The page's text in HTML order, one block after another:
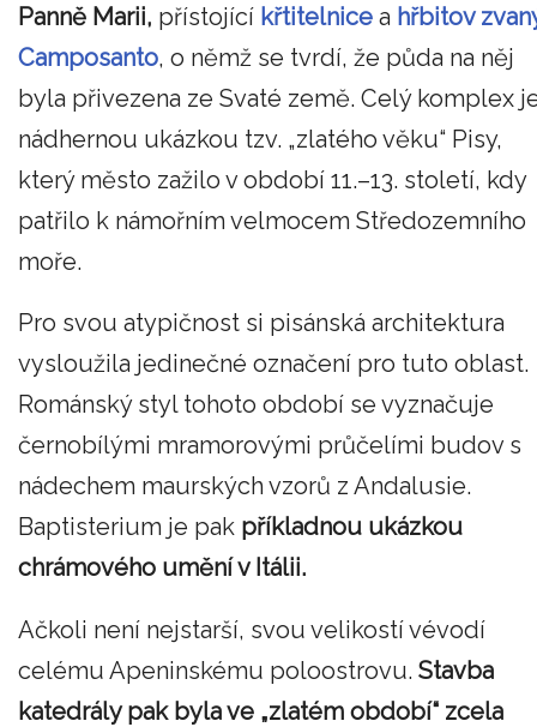
Panně Marii, přístojící křtitelnice a hřbitov
Camposanto, o němž se tvrdí, že půda na něj
byla přivezena ze Svaté země. Celý komplex
nádhernou ukázkou tzv. „zlatého věku“ Pisy,
který město zažilo v období 11.–13. století, kdy
patřilo k námořním velmocem Středozemního
moře.
Pro svou atypičnost si pisánská architektura
vysloužila jedinečné označení pro tuto oblast.
Románský styl tohoto období se vyznačuje
černobílými mramorovými průčelími budov s
nádechem maurských vzorů z Andalusie.
Baptisterium je pak příkladnou ukázkou
chrámového umění v Itálii.
Ačkoli není nejstarší, svou velikostí vévodí
celému Apeninskému poloostrovu. Stavba
katedrály pak byla ve „zlatém období“ zcela